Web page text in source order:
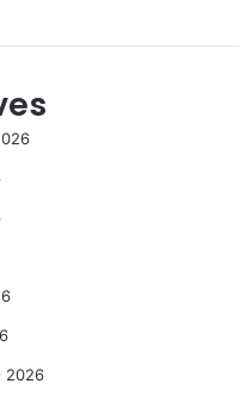
2026